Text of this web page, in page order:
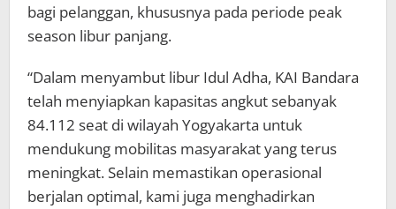
bagi pelanggan, khususnya pada periode peak
season libur panjang.
“Dalam menyambut libur Idul Adha, KAI Bandara
telah menyiapkan kapasitas angkut sebanyak
84.112 seat di wilayah Yogyakarta untuk
mendukung mobilitas masyarakat yang terus
meningkat. Selain memastikan operasional
berjalan optimal, kami juga menghadirkan